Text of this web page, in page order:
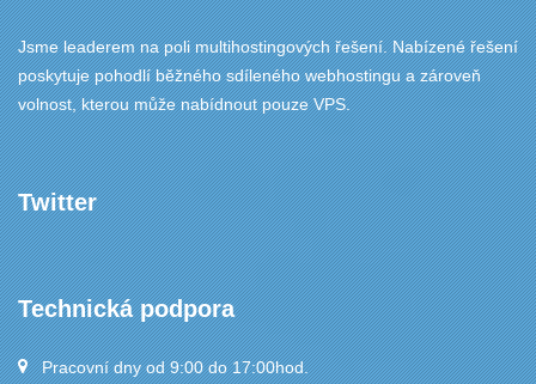
Jsme leaderem na poli multihostingových řešení. Nabízené řešení
poskytuje pohodlí běžného sdíleného webhostingu a zároveň
volnost, kterou může nabídnout pouze VPS.
Twitter
Technická podpora
Pracovní dny od 9:00 do 17:00hod.